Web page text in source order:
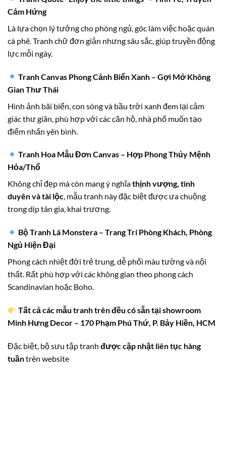
Cảm Hứng
Là lựa chọn lý tưởng cho phòng ngủ, góc làm việc hoặc quán
cà phê. Tranh chữ đơn giản nhưng sâu sắc, giúp truyền động
lực mỗi ngày.
Tranh Canvas Phong Cảnh Biển Xanh – Gợi Mở Không
Gian Thư Thái
Hình ảnh bãi biển, con sóng và bầu trời xanh đem lại cảm
giác thư giãn, phù hợp với các căn hộ, nhà phố muốn tạo
điểm nhấn yên bình.
Tranh Hoa Mẫu Đơn Canvas – Hợp Phong Thủy Mệnh
Hỏa/Thổ
Không chỉ đẹp mà còn mang ý nghĩathịnh vượng, tình
duyên và tài lộc, mẫu tranh này đặc biệt được ưa chuộng
trong dịp tân gia, khai trương.
Bộ Tranh Lá Monstera – Trang Trí Phòng Khách, Phòng
Ngủ Hiện Đại
Phong cách nhiệt đới trẻ trung, dễ phối màu tường và nội
thất. Rất phù hợp với các không gian theo phong cách
Scandinavian hoặc Boho.
Tất cả các mẫu tranh trên đều có sẵn tại showroom
Minh Hưng Decor – 170 Phạm Phú Thứ, P. Bảy Hiền, HCM
Đặc biệt, bộ sưu tập tranh được cập nhật liên tục hàng
tuầntrên website